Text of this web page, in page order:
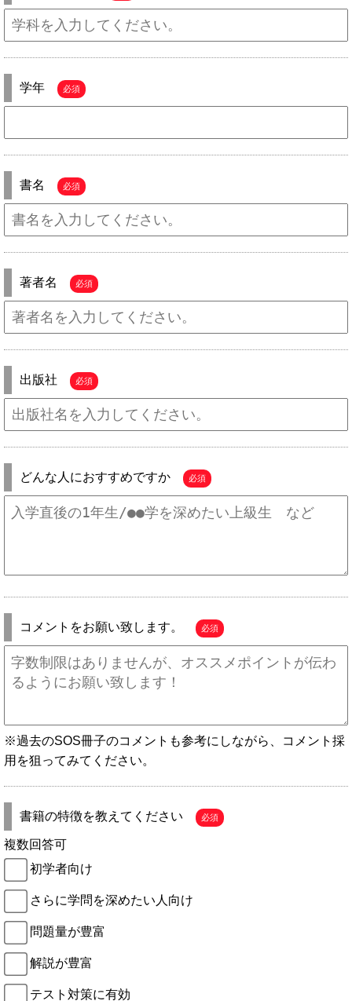
学年 必須
書名 必須
著者名 必須
出版社 必須
どんな人におすすめですか 必須
コメントをお願い致します。 必須
※過去のSOS冊子のコメントも参考にしながら、コメント採
用を狙ってみてください。
書籍の特徴を教えてください 必須
複数回答可
初学者向け
さらに学問を深めたい人向け
問題量が豊富
解説が豊富
テスト対策に有効